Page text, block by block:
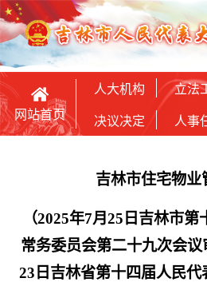
网站首页
人大机构 立法
决议决定 人事
吉林市住宅物业
（2025年7月25日吉林市
常务委员会第二十九次会议
23日吉林省第十四届人民